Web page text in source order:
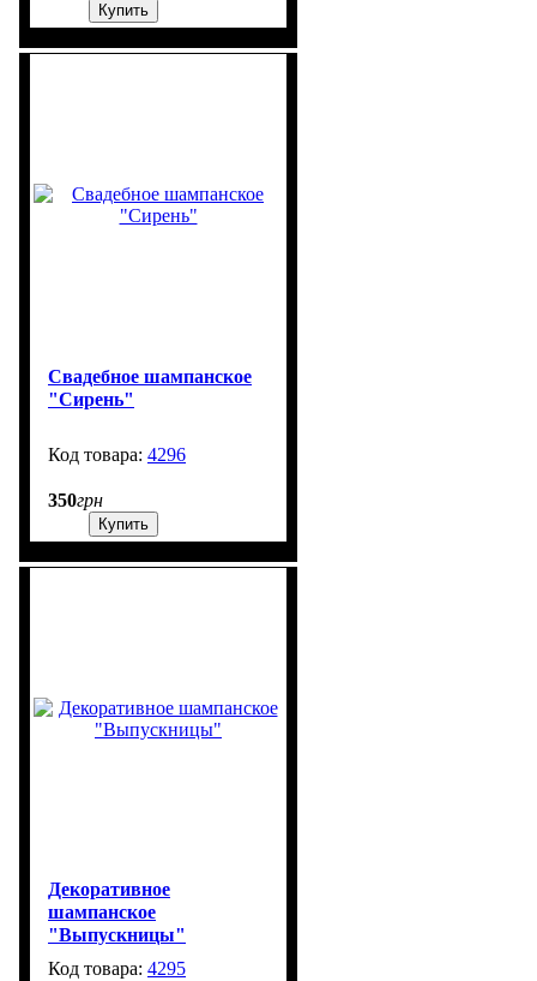
Купить
Свадебное шампанское
"Сирень"
4296
350грн
Купить
Декоративное
шампанское
"Выпускницы"
4295